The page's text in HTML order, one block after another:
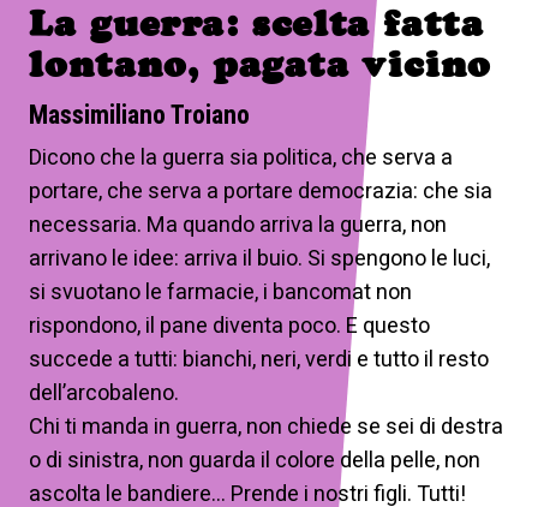
La guerra: scelta fatta
lontano, pagata vicino
Massimiliano Troiano
Dicono che la guerra sia politica, che serva a
portare, che serva a portare democrazia: che sia
necessaria. Ma quando arriva la guerra, non
arrivano le idee: arriva il buio. Si spengono le luci,
si svuotano le farmacie, i bancomat non
rispondono, il pane diventa poco. E questo
succede a tutti: bianchi, neri, verdi e tutto il resto
dell’arcobaleno.
Chi ti manda in guerra, non chiede se sei di destra
o di sinistra, non guarda il colore della pelle, non
ascolta le bandiere… Prende i nostri figli. Tutti!